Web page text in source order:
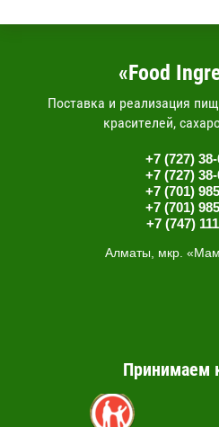
«Food
Поставка и реализация
красителей,
+7 (727)
+7 (727)
+7 (701)
+7 (701)
+7 (747)
Алматы, мкр.
Принимаем